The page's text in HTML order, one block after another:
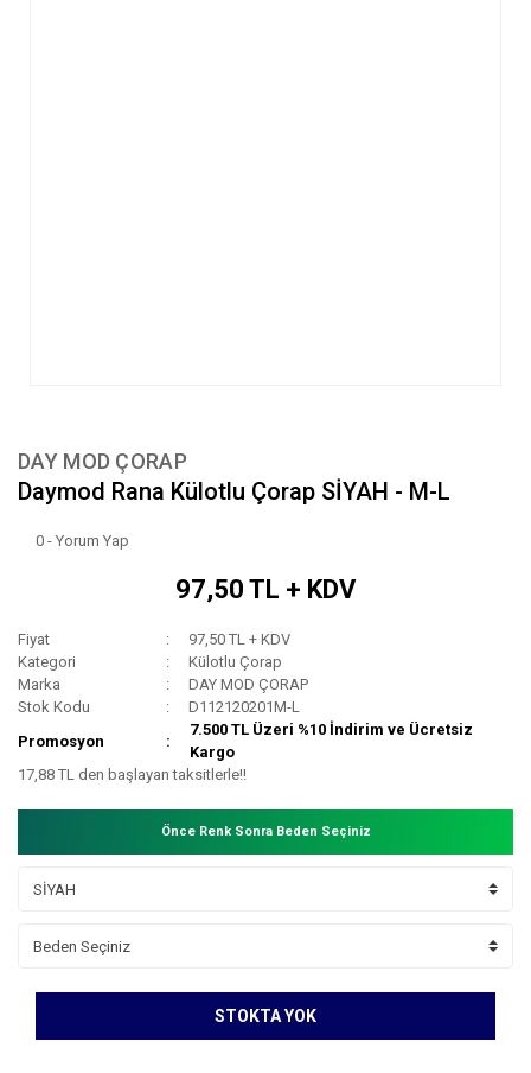
DAY MOD ÇORAP
Daymod Rana Külotlu Çorap SİYAH - M-L
0 - Yorum Yap
97,50 TL + KDV
Fiyat
97,50 TL + KDV
Kategori
Külotlu Çorap
Marka
DAY MOD ÇORAP
Stok Kodu
D112120201M-L
Promosyon
7.500 TL Üzeri %10 İndirim ve Ücretsiz
Kargo
17,88 TL den başlayan taksitlerle!!
Önce Renk Sonra Beden Seçiniz
STOKTA YOK